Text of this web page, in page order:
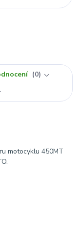
0
motocyklu 450MT